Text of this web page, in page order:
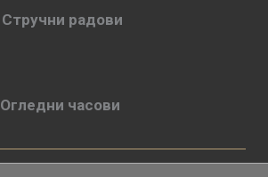
Стручни радови
Огледни часови